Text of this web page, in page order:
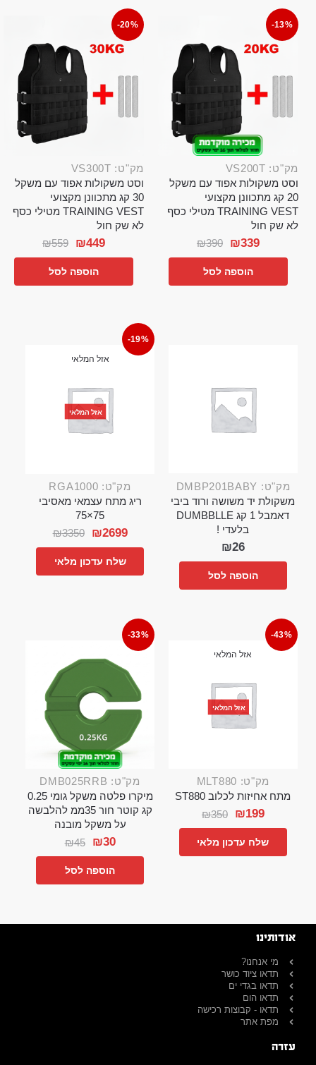
-13%
מק"ט: VS200T
וסט משקולות אפוד עם משקל
20 קג מתכוונן מקצועי
TRAINING VEST מטילי כסף
לא שק חול
₪390 ₪339
הוספה לסל
-20%
מק"ט: VS300T
וסט משקולות אפוד עם משקל
30 קג מתכוונן מקצועי
TRAINING VEST מטילי כסף
לא שק חול
₪559 ₪449
הוספה לסל
מק"ט: DMBP201BABY
משקולת יד משושה ורוד ביבי
דאמבל 1 קג DUMBBLLE
בלעדי !
₪26
הוספה לסל
-19%
אזל המלאי
אזל המלאי
מק"ט: RGA1000
ריג מתח עצמאי מאסיבי
75×75
₪3350 ₪2699
שלח עדכון מלאי
-43%
אזל המלאי
אזל המלאי
מק"ט: MLT880
מתח אחיזות לכלוב ST880
₪350 ₪199
שלח עדכון מלאי
-33%
מק"ט: DMB025RRB
מיקרו פלטה משקל גומי 0.25
קג קוטר חור 35ממ להלבשה
על משקל מובנה
₪45 ₪30
הוספה לסל
אודותינו
מי אנחנו?
תדאו ציוד כושר
תדאו בגדי ים
תדאו הום
תדאו - קבוצות רכישה
מפת אתר
עזרה